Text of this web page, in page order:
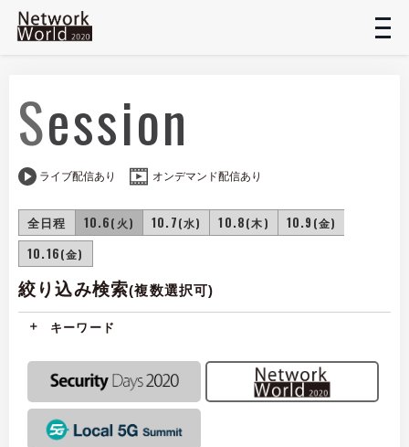
Session
全日程 10.6(火) 10.7(水) 10.8(木) 10.9 (金)
10.16(金)
ライブ配信あり オンデマンド配信あり
絞り込み検索(複数選択可)
キーワード